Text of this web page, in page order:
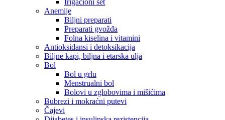
Irigacioni set
Anemije
Biljni preparati
Preparati gvožđa
Folna kiselina i vitamini
Antioksidansi i detoksikacija
Biljne kapi, biljna i etarska ulja
Bol
Bol u grlu
Menstrualni bol
Bolovi u zglobovima i mišićima
Bubrezi i mokraćni putevi
Čajevi